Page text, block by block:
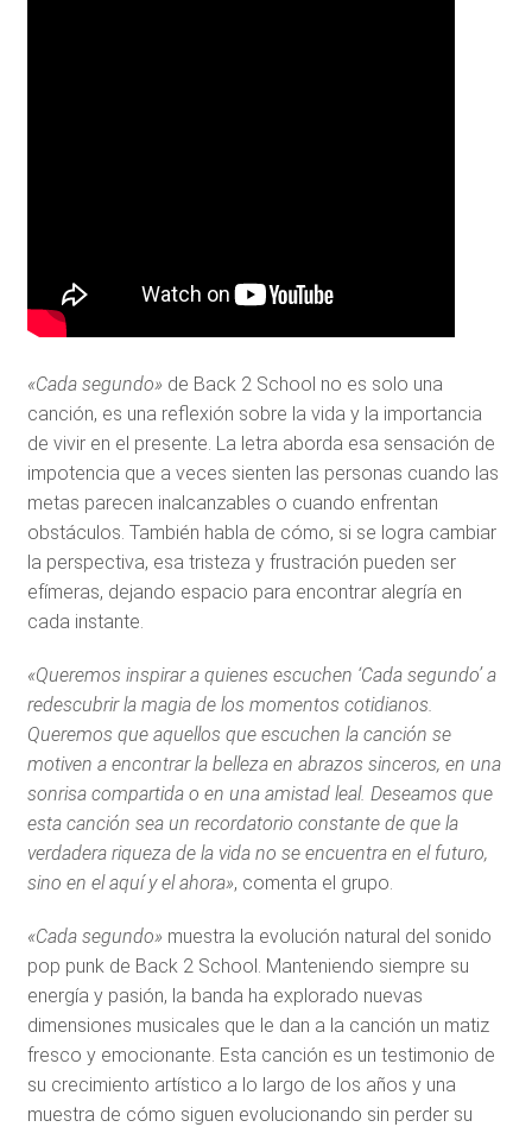
«Cada segundo»de Back 2 School no es solo una
canción, es una reflexión sobre la vida y la importancia
de vivir en el presente. La letra aborda esa sensación de
impotencia que a veces sienten las personas cuando las
metas parecen inalcanzables o cuando enfrentan
obstáculos. También habla de cómo, si se logra cambiar
la perspectiva, esa tristeza y frustración pueden ser
efímeras, dejando espacio para encontrar alegría en
cada instante.
«Queremos inspirar a quienes escuchen ‘Cada segundo’ a
redescubrir la magia de los momentos cotidianos.
Queremos que aquellos que escuchen la canción se
motiven a encontrar la belleza en abrazos sinceros, en una
sonrisa compartida o en una amistad leal. Deseamos que
esta canción sea un recordatorio constante de que la
verdadera riqueza de la vida no se encuentra en el futuro,
sino en el aquí y el ahora», comenta el grupo.
«Cada segundo»muestra la evolución natural del sonido
pop punk de Back 2 School. Manteniendo siempre su
energía y pasión, la banda ha explorado nuevas
dimensiones musicales que le dan a la canción un matiz
fresco y emocionante. Esta canción es un testimonio de
su crecimiento artístico a lo largo de los años y una
muestra de cómo siguen evolucionando sin perder su